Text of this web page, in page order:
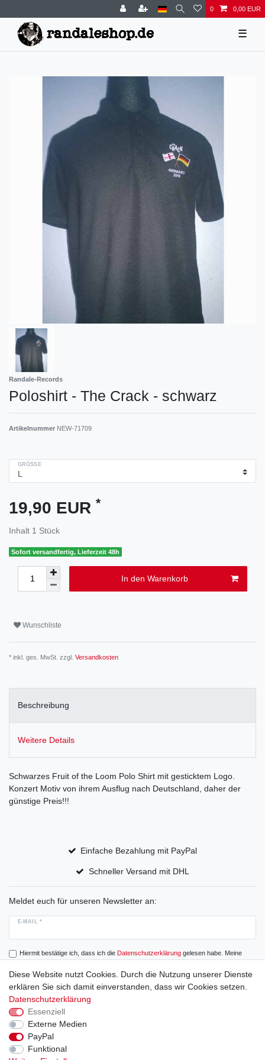
0 0,00 EUR
☰
Randale-Records
Poloshirt - The Crack - schwarz
Artikelnummer NEW-71709
GRÖSSE
19,90 EUR *
Inhalt 1 Stück
Sofort versandfertig, Lieferzeit 48h
In den Warenkorb
Wunschliste
* inkl. ges. MwSt. zzgl. Versandkosten
Beschreibung
Weitere Details
Schwarzes Fruit of the Loom Polo Shirt mit gesticktem Logo.
Konzert Motiv von ihrem Ausflug nach Deutschland, daher der
günstige Preis!!!
Einfache Bezahlung mit PayPal
Schneller Versand mit DHL
Meldet euch für unseren Newsletter an:
E-MAIL *
Hiermit bestätige ich, dass ich die Daten­schutz­erklärunggelesen habe. Meine
Einwilligung kann ich jederzeit widerrufen.
Abonnieren
Widerrufs­recht
Diese Website nutzt Cookies. Durch die Nutzung unserer Dienste
erklären Sie sich damit einverstanden, dass wir Cookies setzen.
Datenschutzerklärung
Essenziell
Externe Medien
PayPal
Funktional